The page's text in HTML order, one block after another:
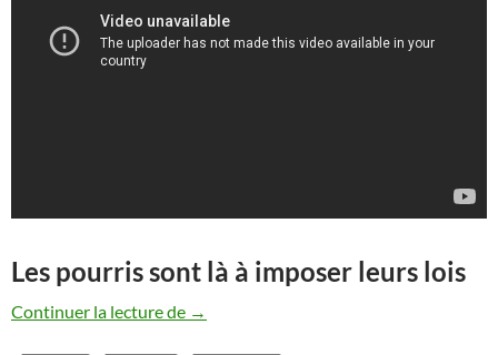
Les pourris sont là à imposer leurs lois
Continuer la lecture de J’aime pas la politique, je suis pas un
→